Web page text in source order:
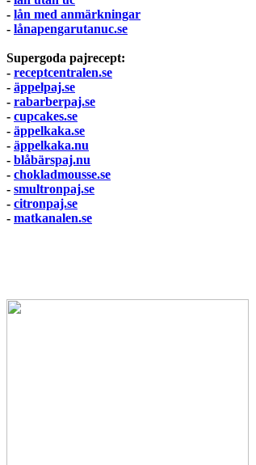
- lån med anmärkningar
- lånapengarutanuc.se
Supergoda pajrecept:
- receptcentralen.se
- äppelpaj.se
- rabarberpaj.se
- cupcakes.se
- äppelkaka.se
- äppelkaka.nu
- blåbärspaj.nu
- chokladmousse.se
- smultronpaj.se
- citronpaj.se
- matkanalen.se